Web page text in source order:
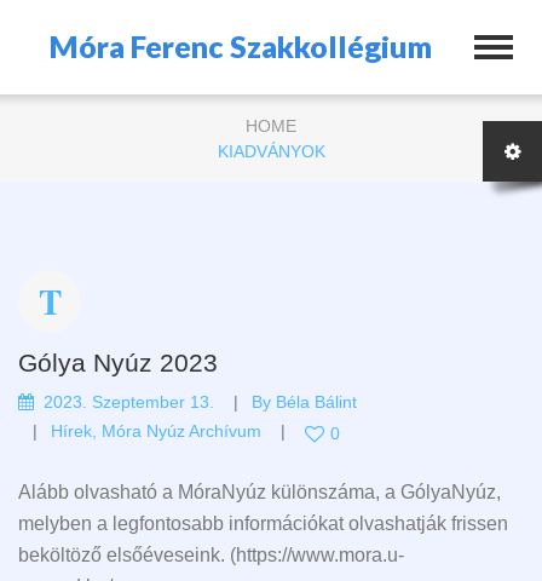
Móra Ferenc Szakkollégium
HOME
KIADVÁNYOK
Gólya Nyúz 2023
2023. Szeptember 13. By Béla Bálint
Hírek Móra Nyúz Archívum 0
Alább olvasható a MóraNyúz különszáma, a GólyaNyúz,
melyben a legfontosabb információkat olvashatják frissen
beköltöző elsőéveseink. (https://www.mora.u-